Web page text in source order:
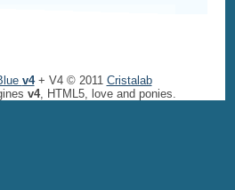
v4+ V4 © 2011 Cristalab
v4, HTML5, love and ponies.